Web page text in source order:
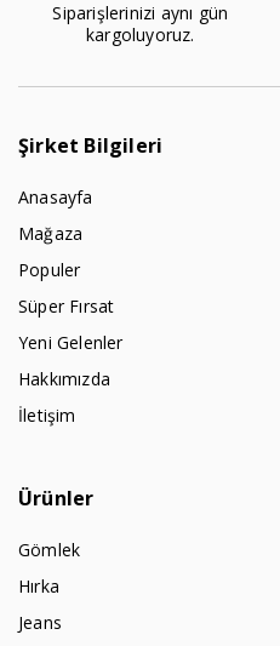
Siparişlerinizi aynı gün
kargoluyoruz.
Şirket Bilgileri
Anasayfa
Mağaza
Populer
Süper Fırsat
Yeni Gelenler
Hakkımızda
İletişim
Ürünler
Gömlek
Hırka
Jeans